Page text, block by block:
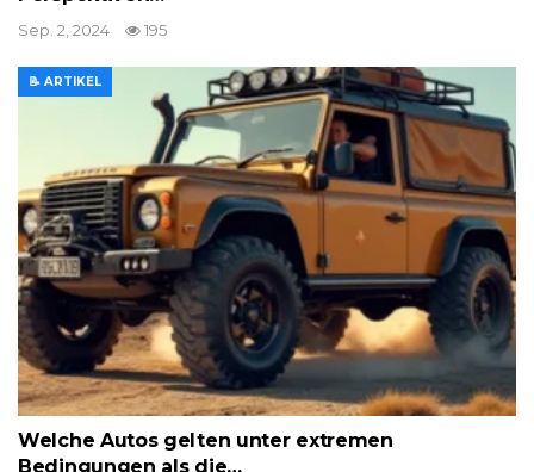
Sep. 2, 2024 195
📝 ARTIKEL
Welche Autos gelten unter extremen
Bedingungen als die…